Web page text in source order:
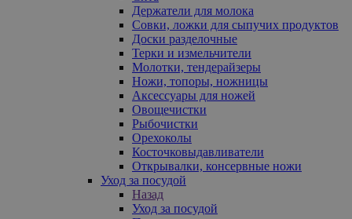
Держатели для молока
Совки, ложки для сыпучих продуктов
Доски разделочные
Терки и измельчители
Молотки, тендерайзеры
Ножи, топоры, ножницы
Аксессуары для ножей
Овощечистки
Рыбочистки
Орехоколы
Косточковыдавливатели
Открывалки, консервные ножи
Уход за посудой
Назад
Уход за посудой